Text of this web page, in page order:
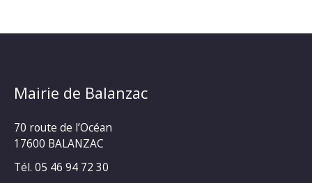
Mairie de Balanzac
70 route de l’Océan
17600 BALANZAC
Tél. 05 46 94 72 30